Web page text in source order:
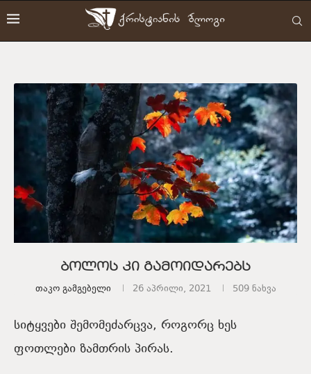
ბოლოს კი გამოიდარებს
Თაკო Გამგებელი 26 აპრილი, 2021 509ნახვა
სიტყვები შემომეძარცვა, როგორც ხეს
ფოთლები ზამთრის პირას.